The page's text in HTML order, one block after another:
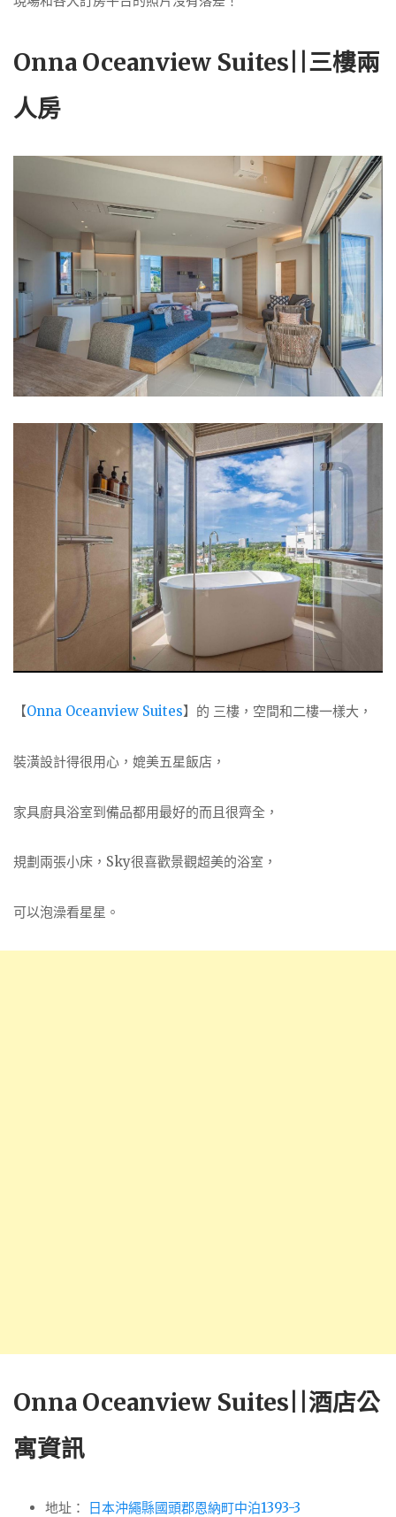
Onna Oceanview Suites||三樓兩
人房
【Onna Oceanview Suites】的 三樓，空間和二樓一樣大，
裝潢設計得很用心，媲美五星飯店，
家具廚具浴室到備品都用最好的而且很齊全，
規劃兩張小床，Sky很喜歡景觀超美的浴室，
可以泡澡看星星。
Onna Oceanview Suites||酒店公
寓資訊
地址：
日本沖繩縣國頭郡恩納町中泊1393-3